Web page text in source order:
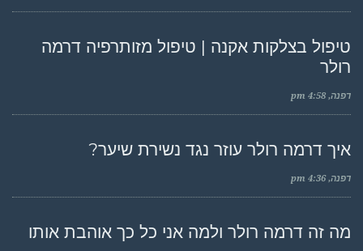
טיפול בצלקות אקנה | טיפול מזותרפיה דרמה
רולר
דפנה 4:58 pm
איך דרמה רולר עוזר נגד נשירת שיער?
דפנה 4:36 pm
מה זה דרמה רולר ולמה אני כל כך אוהבת אותו